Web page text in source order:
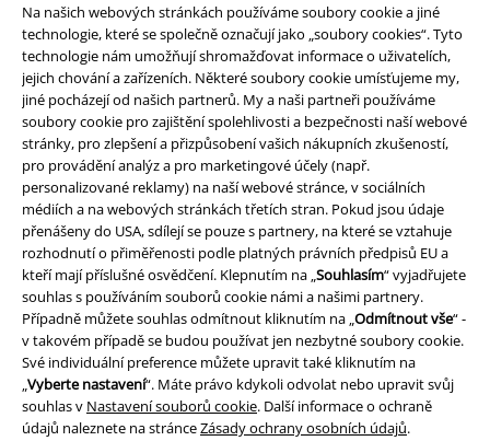
Na našich webových stránkách používáme soubory cookie a jiné
technologie, které se společně označují jako „soubory cookies“. Tyto
technologie nám umožňují shromažďovat informace o uživatelích,
jejich chování a zařízeních. Některé soubory cookie umísťujeme my,
jiné pocházejí od našich partnerů. My a naši partneři používáme
soubory cookie pro zajištění spolehlivosti a bezpečnosti naší webové
stránky, pro zlepšení a přizpůsobení vašich nákupních zkušeností,
pro provádění analýz a pro marketingové účely (např.
personalizované reklamy) na naší webové stránce, v sociálních
médiích a na webových stránkách třetích stran. Pokud jsou údaje
přenášeny do USA, sdílejí se pouze s partnery, na které se vztahuje
rozhodnutí o přiměřenosti podle platných právních předpisů EU a
kteří mají příslušné osvědčení. Klepnutím na „Souhlasím“ vyjadřujete
souhlas s používáním souborů cookie námi a našimi partnery.
Případně můžete souhlas odmítnout kliknutím na „Odmítnout vše“ -
v takovém případě se budou používat jen nezbytné soubory cookie.
Své individuální preference můžete upravit také kliknutím na
„Vyberte nastavení“. Máte právo kdykoli odvolat nebo upravit svůj
souhlas v Nastavení souborů cookie. Další informace o ochraně
údajů naleznete na stránceZásady ochrany osobních údajů.
EMP aplikaci
Stáhněte si novou EMP aplikaci zdarma a využijte všechny nové
funkce a výhody!
A Warner Music Group Company